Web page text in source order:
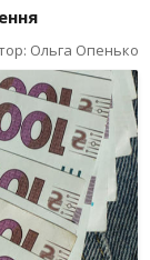
Ольга Опенько